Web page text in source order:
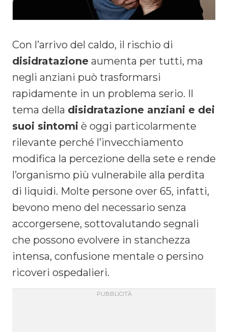
Con l’arrivo del caldo, il rischio di
disidratazione aumenta per tutti, ma
negli anziani può trasformarsi
rapidamente in un problema serio. Il
tema della disidratazione anziani e dei
suoi sintomi è oggi particolarmente
rilevante perché l’invecchiamento
modifica la percezione della sete e rende
l’organismo più vulnerabile alla perdita
di liquidi. Molte persone over 65, infatti,
bevono meno del necessario senza
accorgersene, sottovalutando segnali
che possono evolvere in stanchezza
intensa, confusione mentale o persino
ricoveri ospedalieri.